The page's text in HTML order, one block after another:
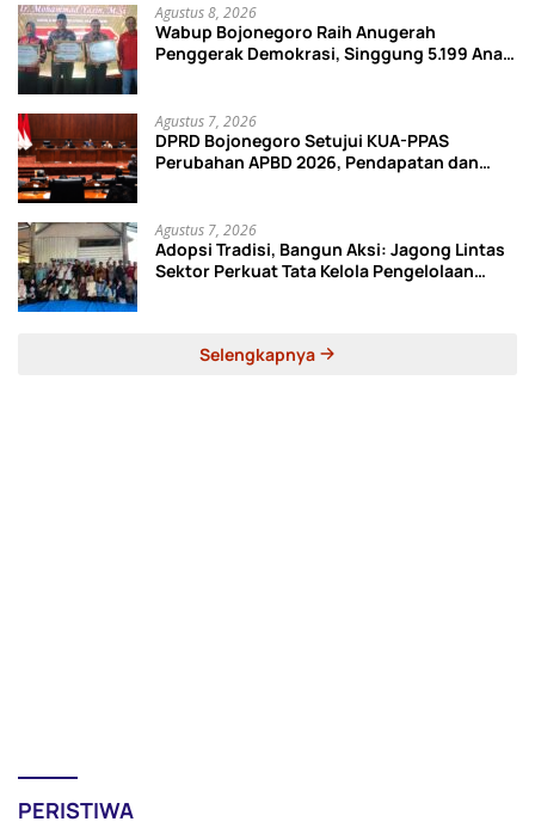
Agustus 8, 2026
Wabup Bojonegoro Raih Anugerah
Penggerak Demokrasi, Singgung 5.199 Anak
Agustus 7, 2026
DPRD Bojonegoro Setujui KUA-PPAS
Perubahan APBD 2026, Pendapatan dan
Agustus 7, 2026
Adopsi Tradisi, Bangun Aksi: Jagong Lintas
Sektor Perkuat Tata Kelola Pengelolaan
Selengkapnya
PERISTIWA